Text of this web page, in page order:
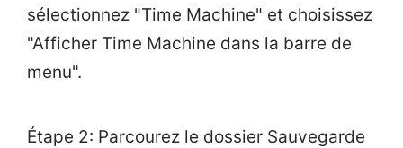
sélectionnez "Time Machine" et choisissez
"Afficher Time Machine dans la barre de
menu".
Étape 2: Parcourez le dossier Sauvegarde